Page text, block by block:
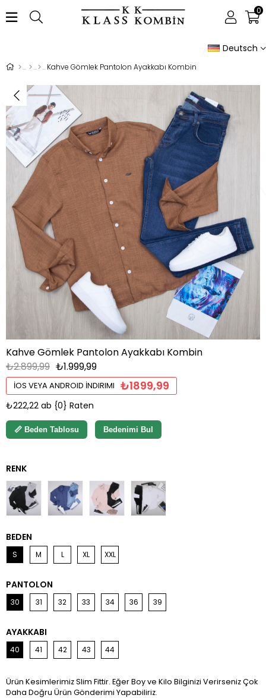
Deutsch
0
Kahve Gömlek Pantolon Ayakkabı Kombin
Kahve Gömlek Pantolon Ayakkabı Kombin
₺2.899,99 ₺1.999,99
İOS VEYA ANDROID İNDIRIMI ₺1899,99
₺222,22 ab {0} Raten
📏 Beden Tablosu Bedenimi Bul
BEDEN
S M L XL XXL
PANTOLON
30 31 32 33 34 36 39
AYAKKABI
40 41 42 43 44
Ürün Kesimlerimiz Slim Fittir. Eğer Boy ve Kilo Bilginizi Verirseniz Çok
Daha Doğru Ürün Gönderimi Yapabiliriz.